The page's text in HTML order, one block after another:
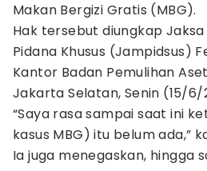
Makan Bergizi Gratis (MBG).
Hak tersebut diungkap
Pidana Khusus (Jampidsus)
Kantor Badan Pemulihan
Jakarta Selatan, Senin (15/6/
“Saya rasa sampai saat ini
kasus MBG) itu belum ada,”
Ia juga menegaskan, hingga